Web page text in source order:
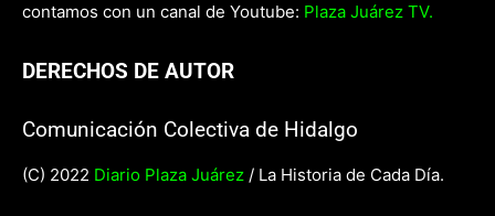
contamos con un canal de Youtube: Plaza Juárez TV.
DERECHOS DE AUTOR
Comunicación Colectiva de Hidalgo
(C) 2022 Diario Plaza Juárez / La Historia de Cada Día.